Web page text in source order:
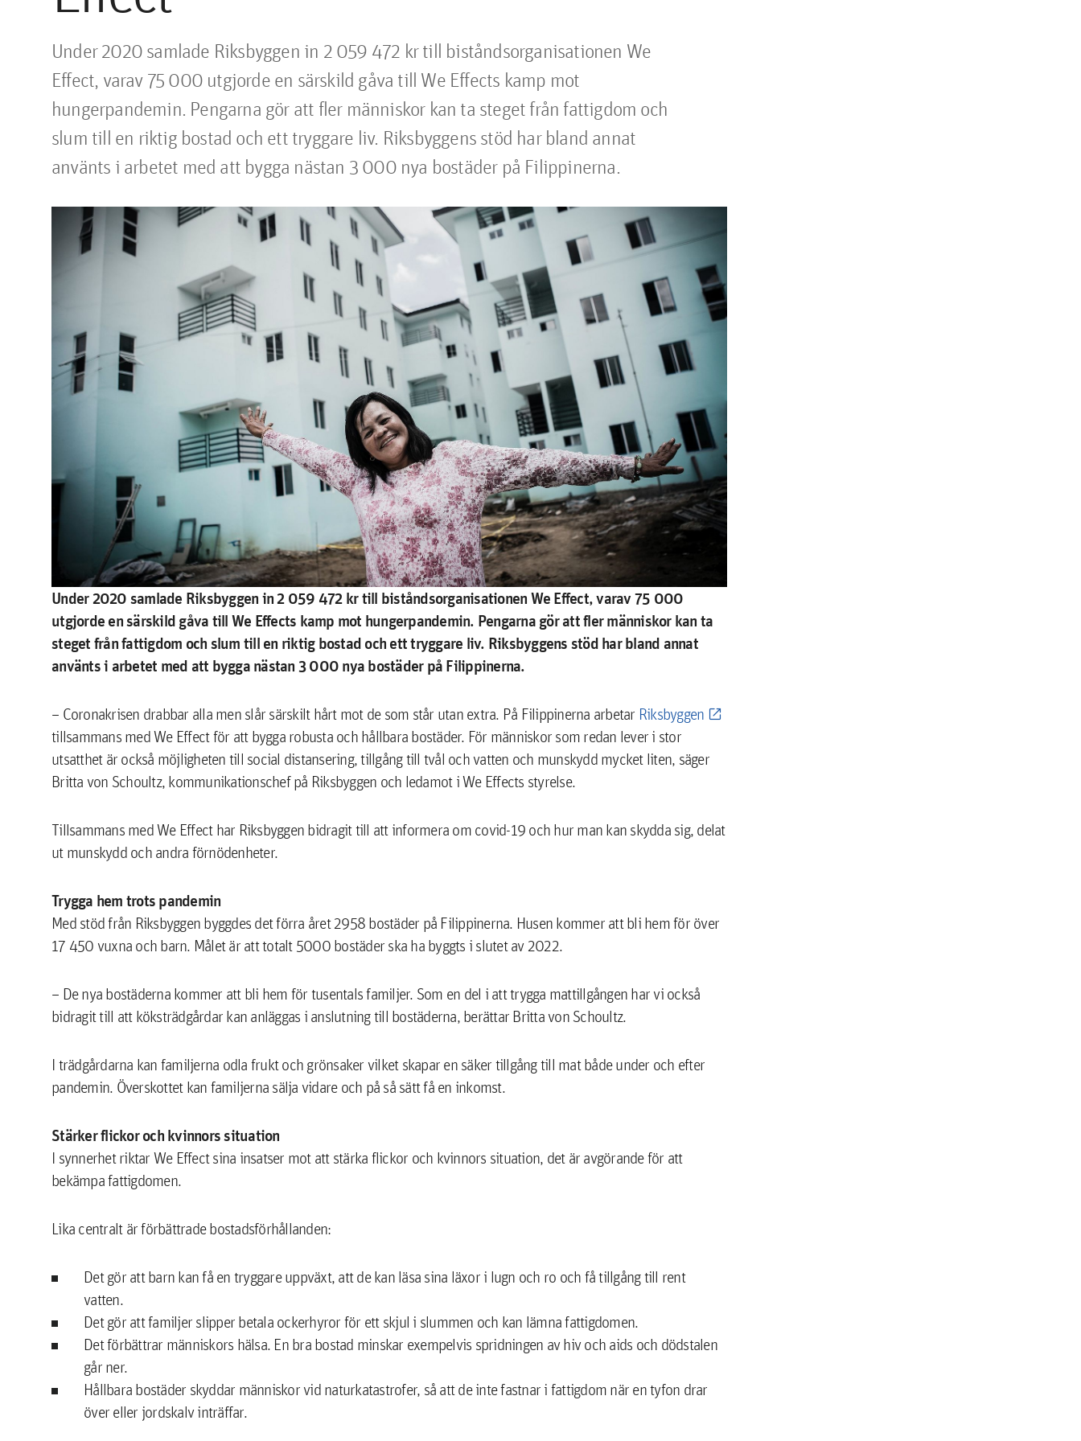
Under 2020 samlade Riksbyggen in 2 059 472 kr till biståndsorganisationen We
Effect, varav 75 000 utgjorde en särskild gåva till We Effects kamp mot
hungerpandemin. Pengarna gör att fler människor kan ta steget från fattigdom och
slum till en riktig bostad och ett tryggare liv. Riksbyggens stöd har bland annat
använts i arbetet med att bygga nästan 3 000 nya bostäder på Filippinerna.
Under 2020 samlade Riksbyggen in 2 059 472 kr till biståndsorganisationen We Effect, varav 75 000
utgjorde en särskild gåva till We Effects kamp mot hungerpandemin. Pengarna gör att fler människor kan ta
steget från fattigdom och slum till en riktig bostad och ett tryggare liv. Riksbyggens stöd har bland annat
använts i arbetet med att bygga nästan 3 000 nya bostäder på Filippinerna.
– Coronakrisen drabbar alla men slår särskilt hårt mot de som står utan extra. På Filippinerna arbetar Riksbyggen
tillsammans med We Effect för att bygga robusta och hållbara bostäder. För människor som redan lever i stor
utsatthet är också möjligheten till social distansering, tillgång till tvål och vatten och munskydd mycket liten, säger
Britta von Schoultz, kommunikationschef på Riksbyggen och ledamot i We Effects styrelse.
Tillsammans med We Effect har Riksbyggen bidragit till att informera om covid-19 och hur man kan skydda sig, delat
ut munskydd och andra förnödenheter.
Trygga hem trots pandemin
Med stöd från Riksbyggen byggdes det förra året 2958 bostäder på Filippinerna. Husen kommer att bli hem för över
17 450 vuxna och barn. Målet är att totalt 5000 bostäder ska ha byggts i slutet av 2022.
– De nya bostäderna kommer att bli hem för tusentals familjer. Som en del i att trygga mattillgången har vi också
bidragit till att köksträdgårdar kan anläggas i anslutning till bostäderna, berättar Britta von Schoultz.
I trädgårdarna kan familjerna odla frukt och grönsaker vilket skapar en säker tillgång till mat både under och efter
pandemin. Överskottet kan familjerna sälja vidare och på så sätt få en inkomst.
Stärker flickor och kvinnors situation
I synnerhet riktar We Effect sina insatser mot att stärka flickor och kvinnors situation, det är avgörande för att
bekämpa fattigdomen.
Lika centralt är förbättrade bostadsförhållanden:
Det gör att barn kan få en tryggare uppväxt, att de kan läsa sina läxor i lugn och ro och få tillgång till rent
vatten.
Det gör att familjer slipper betala ockerhyror för ett skjul i slummen och kan lämna fattigdomen.
Det förbättrar människors hälsa. En bra bostad minskar exempelvis spridningen av hiv och aids och dödstalen
går ner.
Hållbara bostäder skyddar människor vid naturkatastrofer, så att de inte fastnar i fattigdom när en tyfon drar
över eller jordskalv inträffar.